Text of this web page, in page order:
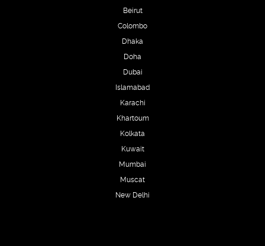
Beirut
Colombo
Dhaka
Doha
Dubai
Islamabad
Karachi
Khartoum
Kolkata
Kuwait
Mumbai
Muscat
New Delhi